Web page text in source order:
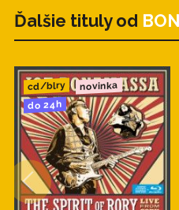
Ďalšie tituly od
cd/blry novinka
do 24h